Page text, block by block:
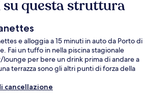
questa struttura
e alloggia a 15 minuti in auto da Porto di
Fai un tuffo in nella piscina stagionale
per bere un drink prima di andare a
terrazza sono gli altri punti di forza della
cancellazione